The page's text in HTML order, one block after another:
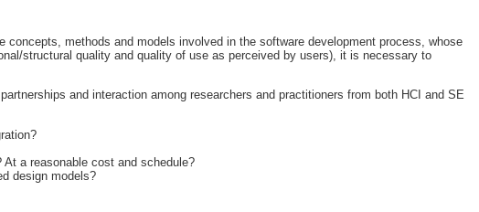
methods and models involved in the software development process, whose
structural quality and quality of use as perceived by users), it is necessary to
and interaction among researchers and practitioners from both HCI and SE
a reasonable cost and schedule?
design models?